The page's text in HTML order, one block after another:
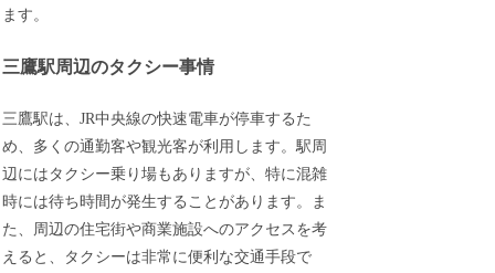
ます。
三鷹駅周辺のタクシー事情
三鷹駅は、JR中央線の快速電車が停車するた
め、多くの通勤客や観光客が利用します。駅周
辺にはタクシー乗り場もありますが、特に混雑
時には待ち時間が発生することがあります。ま
た、周辺の住宅街や商業施設へのアクセスを考
えると、タクシーは非常に便利な交通手段で